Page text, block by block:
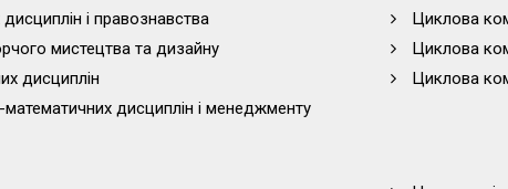
і правознавства
Циклова
мистецтва та дизайну
Циклова
дисциплін
Циклова
дисциплін і менеджменту